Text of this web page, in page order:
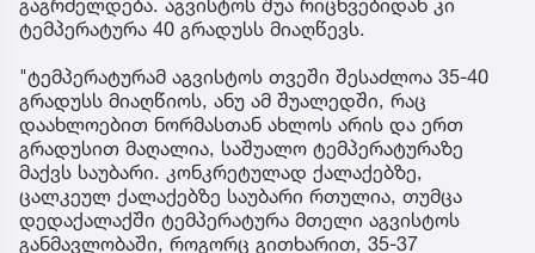
ტემპერატურა 40 გრადუსს მიაღწევს.
"ტემპერატურამ აგვისტოს თვეში შესაძლოა 35-40
გრადუსს მიაღწიოს, ანუ ამ შუალედში, რაც
დაახლოებით ნორმასთან ახლოს არის და ერთ
გრადუსით მაღალია, საშუალო ტემპერატურაზე
მაქვს საუბარი. კონკრეტულად ქალაქებზე,
ცალკეულ ქალაქებზე საუბარი რთულია, თუმცა
დედაქალაქში ტემპერატურა მთელი აგვისტოს
განმავლობაში, როგორც გითხარით, 35-37